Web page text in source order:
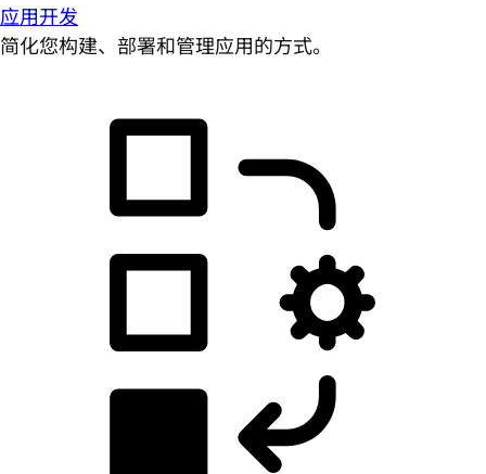
应用开发
简化您构建、部署和管理应用的方式。